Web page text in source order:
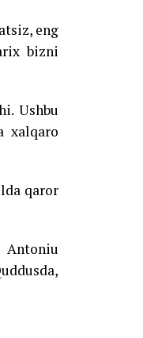
eng
bizni
Ushbu
xalqaro
qaror
Antoniu